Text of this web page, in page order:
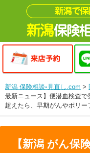
新潟 保険相談◦見直し.com >
最新ニュース】便潜血検査
超えたら、早期がんやポリ
【新潟 がん保